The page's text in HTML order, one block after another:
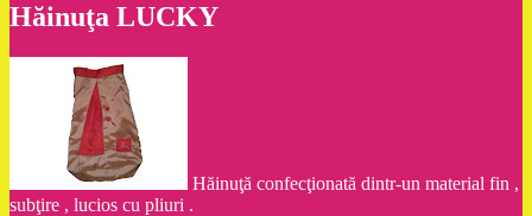
Hăinuţa LUCKY
Hăinuţă confecţionată dintr-un material fin ,
subţire , lucios cu pliuri .